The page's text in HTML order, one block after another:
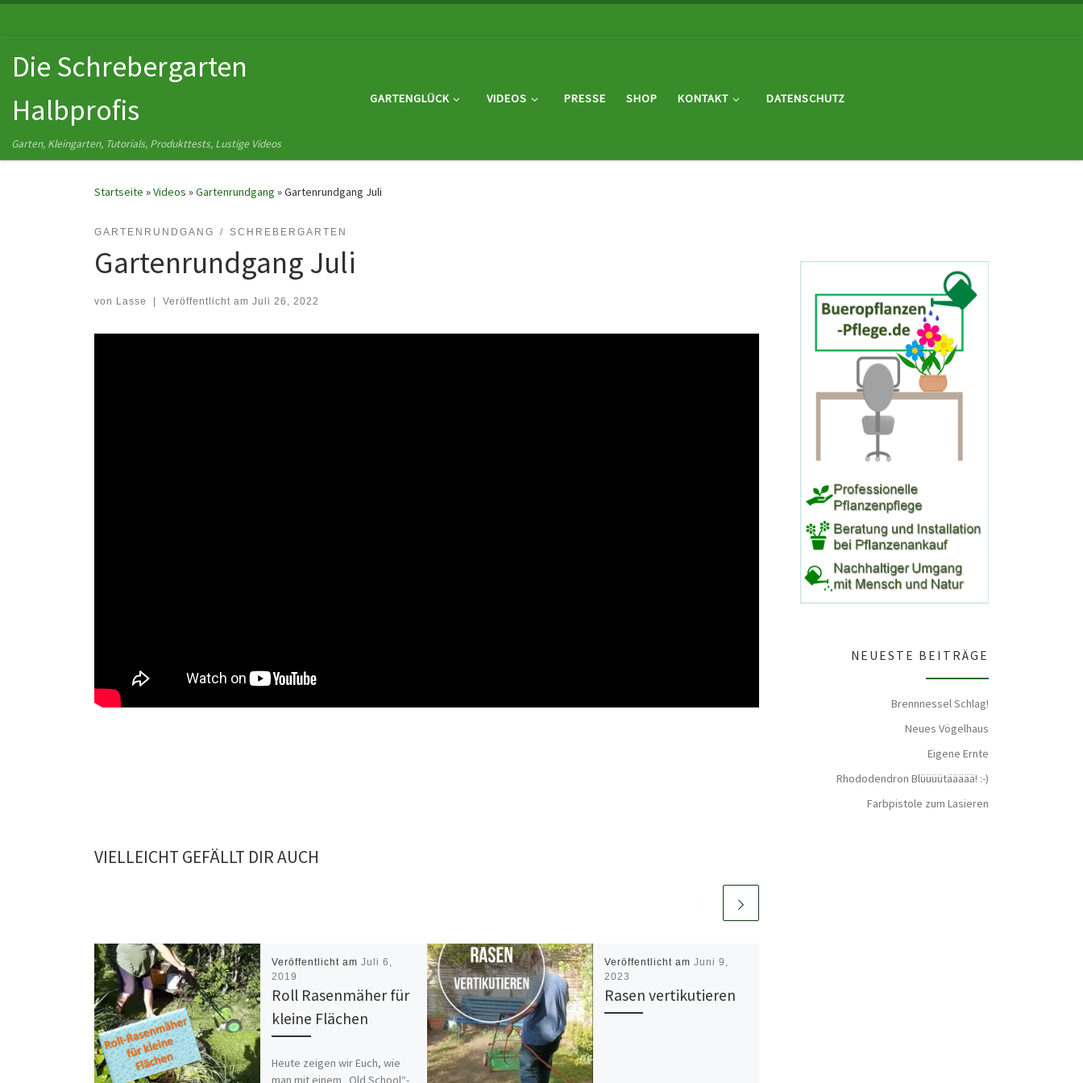
Die Schrebergarten
Halbprofis
Garten, Kleingarten, Tutorials, Produkttests, Lustige Videos
GARTENGLÜCK VIDEOS PRESSE SHOP KONTAKT DATENSCHUTZ
Startseite »Videos »Gartenrundgang »Gartenrundgang Juli
GARTENRUNDGANG SCHREBERGARTEN
Gartenrundgang Juli
von Lasse Veröffentlicht am Juli 26, 2022
VIELLEICHT GEFÄLLT DIR AUCH
Veröffentlicht amJuli 6,
2019
Roll Rasenmäher für
kleine Flächen
Heute zeigen wir Euch, wie
man mit einem „Old School“-
Veröffentlicht am Juni 9,
2023
Rasen vertikutieren
NEUESTE BEITRÄGE
Brennnessel Schlag!
Neues Vögelhaus
Eigene Ernte
Rhododendron Blüüüütäääää! :-)
Farbpistole zum Lasieren